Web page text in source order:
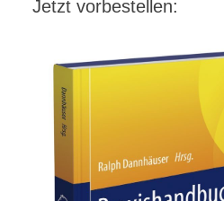
Jetzt vorbestellen: